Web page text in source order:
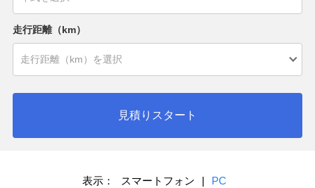
走行距離（km）
見積りスタート
表示： スマートフォン | PC